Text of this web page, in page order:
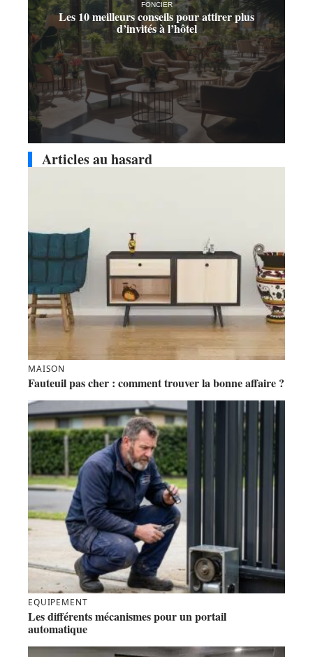
FONCIER
Les 10 meilleurs conseils pour attirer plus
d’invités à l’hôtel
Articles au hasard
MAISON
Fauteuil pas cher : comment trouver la bonne affaire ?
EQUIPEMENT
Les différents mécanismes pour un portail
automatique